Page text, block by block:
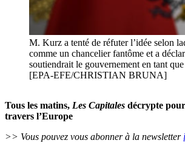
M. Kurz a tenté de réfuter l’idée selon
comme un chancelier fantôme et a
soutiendrait le gouvernement en tant
[EPA-EFE/CHRISTIAN BRUNA]
Tous les matins, Les Capitales décrypte
travers l’Europe
>> Vous pouvez vous abonner à la newsletter